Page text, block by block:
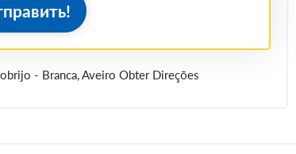
- Branca, Aveiro Obter Direções